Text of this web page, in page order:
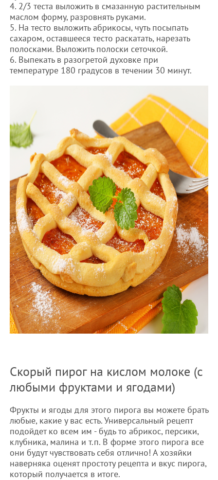
4. 2/3 теста выложить в смазанную растительным
маслом форму, разровнять руками.
5. На тесто выложить абрикосы, чуть посыпать
сахаром, оставшееся тесто раскатать, нарезать
полосками. Выложить полоски сеточкой.
6. Выпекать в разогретой духовке при
температуре 180 градусов в течении 30 минут.
Скорый пирог на кислом молоке (с
любыми фруктами и ягодами)
Фрукты и ягоды для этого пирога вы можете брать
любые, какие у вас есть. Универсальный рецепт
подойдет ко всем им - будь то абрикос, персики,
клубника, малина и т.п. В форме этого пирога все
они будут чувствовать себя отлично! А хозяйки
наверняка оценят простоту рецепта и вкус пирога,
который получается в итоге.